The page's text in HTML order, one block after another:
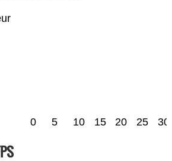
0 5 10 15 20 25 30